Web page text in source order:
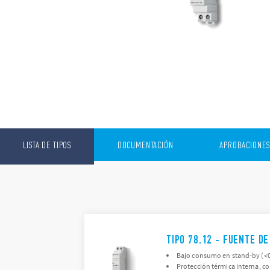
LISTA DE TIPOS DOCUMENTACIÓN APROBACIONES
TIPO 78.12 - FUENTE DE
Bajo consumo en stand-by
Protección térmica interna,